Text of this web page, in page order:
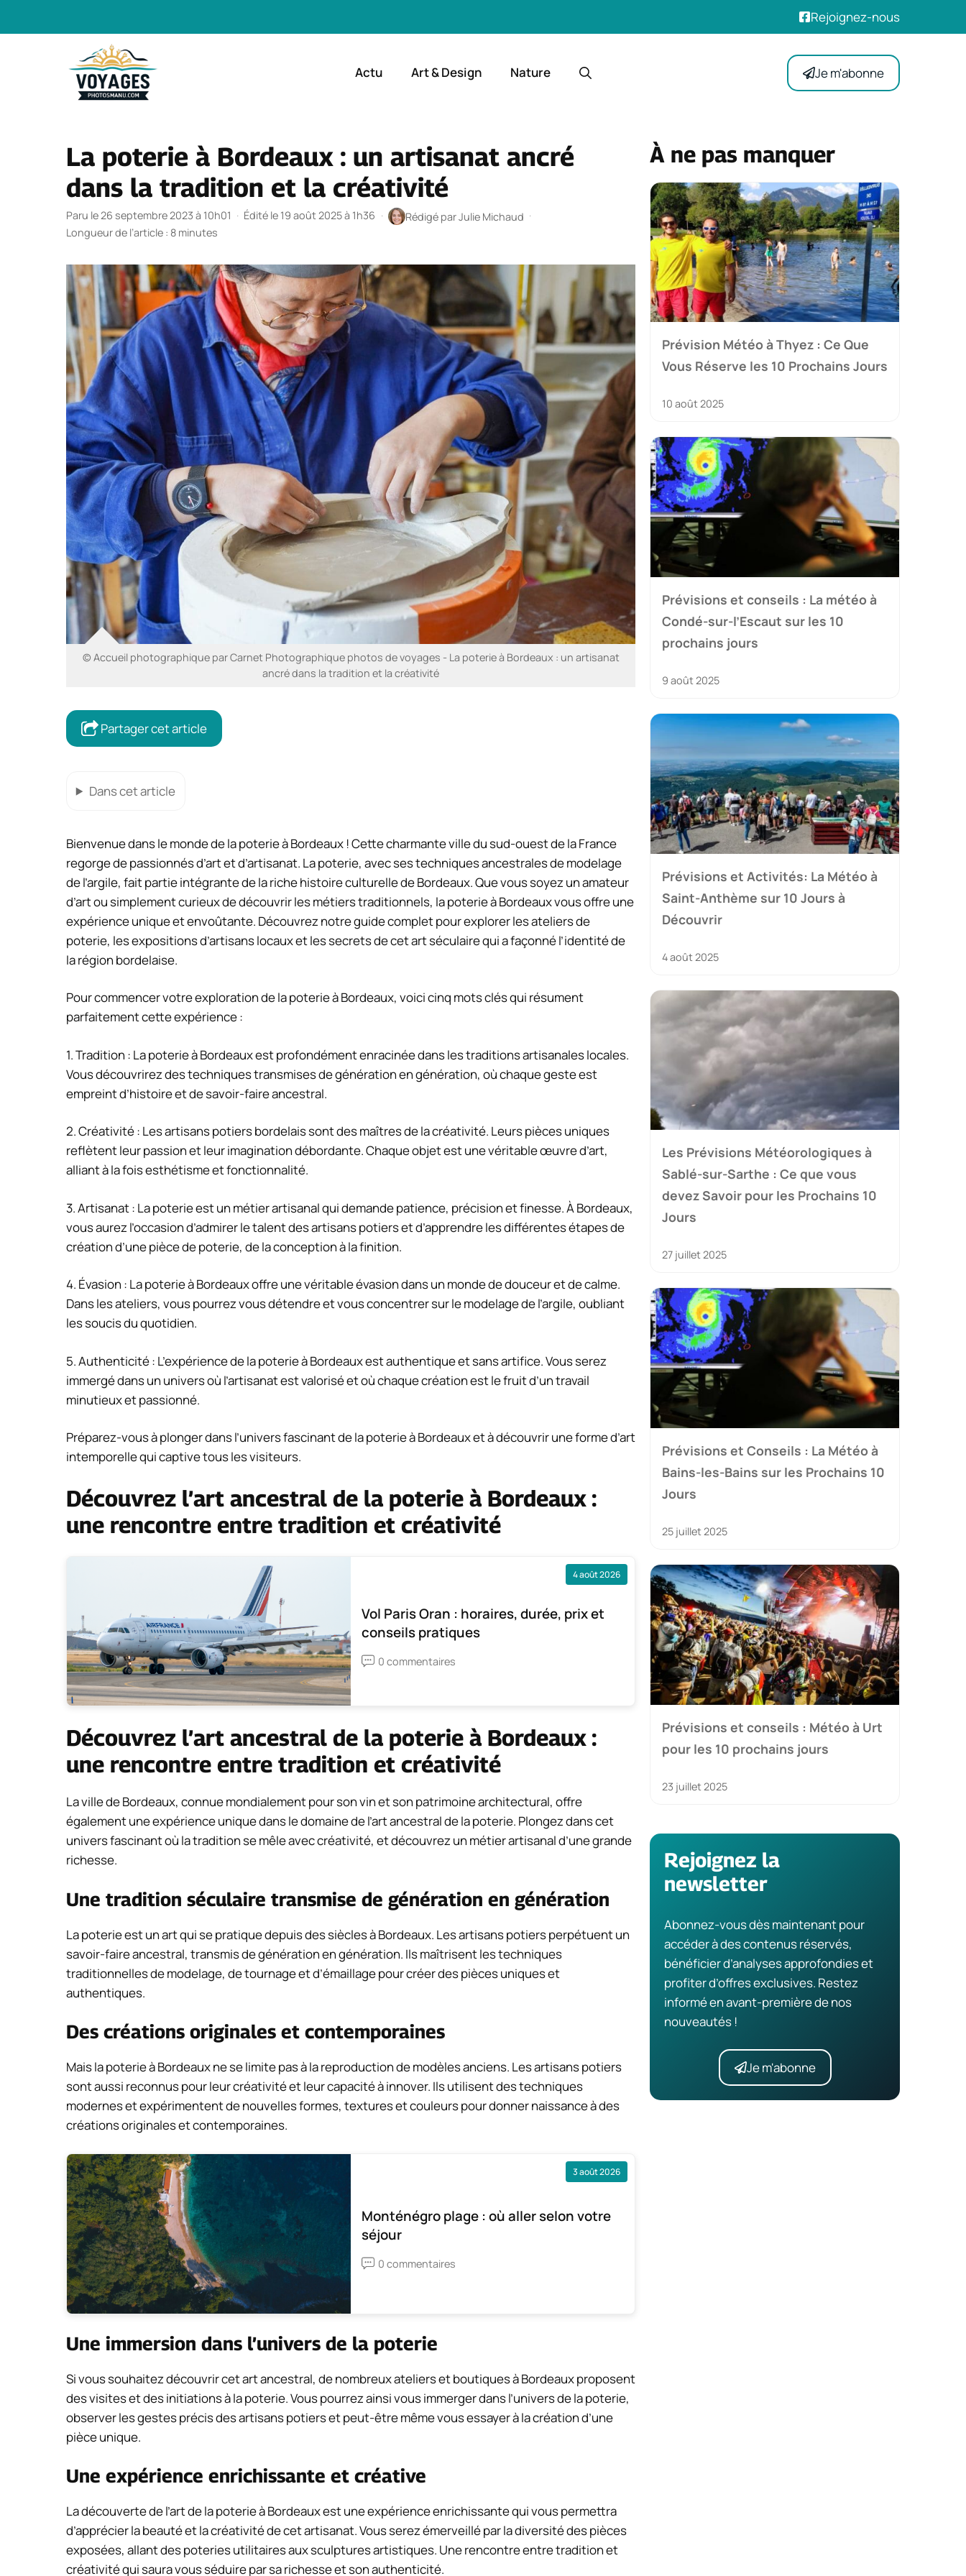
Rejoignez-nous
Actu Art & Design Nature Je m'abonne
La poterie à Bordeaux : un artisanat ancré
dans la tradition et la créativité
Paru le 26 septembre 2023 à 10h01 · Édité le 19 août 2025 à 1h36 · Rédigé parJulie Michaud ·
Longueur de l’article : 8 minutes
© Accueil photographique par Carnet Photographique photos de voyages - La poterie à Bordeaux : un artisanat
ancré dans la tradition et la créativité
Partager cet article
Dans cet article
Bienvenue dans le monde de la poterie à Bordeaux ! Cette charmante ville du sud-ouest de la France
regorge de passionnés d’art et d’artisanat. La poterie, avec ses techniques ancestrales de modelage
de l’argile, fait partie intégrante de la riche histoire culturelle de Bordeaux. Que vous soyez un amateur
d’art ou simplement curieux de découvrir les métiers traditionnels, la poterie à Bordeaux vous offre une
expérience unique et envoûtante. Découvrez notre guide complet pour explorer les ateliers de
poterie, les expositions d’artisans locaux et les secrets de cet art séculaire qui a façonné l’identité de
la région bordelaise.
Pour commencer votre exploration de la poterie à Bordeaux, voici cinq mots clés qui résument
parfaitement cette expérience :
1. Tradition : La poterie à Bordeaux est profondément enracinée dans les traditions artisanales locales.
Vous découvrirez des techniques transmises de génération en génération, où chaque geste est
empreint d’histoire et de savoir-faire ancestral.
2. Créativité : Les artisans potiers bordelais sont des maîtres de la créativité. Leurs pièces uniques
reflètent leur passion et leur imagination débordante. Chaque objet est une véritable œuvre d’art,
alliant à la fois esthétisme et fonctionnalité.
3. Artisanat : La poterie est un métier artisanal qui demande patience, précision et finesse. À Bordeaux,
vous aurez l’occasion d’admirer le talent des artisans potiers et d’apprendre les différentes étapes de
création d’une pièce de poterie, de la conception à la finition.
4. Évasion : La poterie à Bordeaux offre une véritable évasion dans un monde de douceur et de calme.
Dans les ateliers, vous pourrez vous détendre et vous concentrer sur le modelage de l’argile, oubliant
les soucis du quotidien.
5. Authenticité : L’expérience de la poterie à Bordeaux est authentique et sans artifice. Vous serez
immergé dans un univers où l’artisanat est valorisé et où chaque création est le fruit d’un travail
minutieux et passionné.
Préparez-vous à plonger dans l’univers fascinant de la poterie à Bordeaux et à découvrir une forme d’art
intemporelle qui captive tous les visiteurs.
Découvrez l’art ancestral de la poterie à Bordeaux :
une rencontre entre tradition et créativité
4 août 2026
Vol Paris Oran : horaires, durée, prix et
conseils pratiques
0 commentaires
Découvrez l’art ancestral de la poterie à Bordeaux :
une rencontre entre tradition et créativité
La ville de Bordeaux, connue mondialement pour son vin et son patrimoine architectural, offre
également une expérience unique dans le domaine de l’art ancestral de la poterie. Plongez dans cet
univers fascinant où la tradition se mêle avec créativité, et découvrez un métier artisanal d’une grande
richesse.
Une tradition séculaire transmise de génération en génération
La poterie est un art qui se pratique depuis des siècles à Bordeaux. Les artisans potiers perpétuent un
savoir-faire ancestral, transmis de génération en génération. Ils maîtrisent les techniques
traditionnelles de modelage, de tournage et d’émaillage pour créer des pièces uniques et
authentiques.
Des créations originales et contemporaines
Mais la poterie à Bordeaux ne se limite pas à la reproduction de modèles anciens. Les artisans potiers
sont aussi reconnus pour leur créativité et leur capacité à innover. Ils utilisent des techniques
modernes et expérimentent de nouvelles formes, textures et couleurs pour donner naissance à des
créations originales et contemporaines.
3 août 2026
Monténégro plage : où aller selon votre
séjour
0 commentaires
Une immersion dans l’univers de la poterie
Si vous souhaitez découvrir cet art ancestral, de nombreux ateliers et boutiques à Bordeaux proposent
des visites et des initiations à la poterie. Vous pourrez ainsi vous immerger dans l’univers de la poterie,
observer les gestes précis des artisans potiers et peut-être même vous essayer à la création d’une
pièce unique.
Une expérience enrichissante et créative
La découverte de l’art de la poterie à Bordeaux est une expérience enrichissante qui vous permettra
d’apprécier la beauté et la créativité de cet artisanat. Vous serez émerveillé par la diversité des pièces
exposées, allant des poteries utilitaires aux sculptures artistiques. Une rencontre entre tradition et
créativité qui saura vous séduire par sa richesse et son authenticité.
À ne pas manquer
Prévision Météo à Thyez : Ce Que
Vous Réserve les 10 Prochains Jours
10 août 2025
Prévisions et conseils : La météo à
Condé-sur-l’Escaut sur les 10
prochains jours
9 août 2025
Prévisions et Activités: La Météo à
Saint-Anthème sur 10 Jours à
Découvrir
4 août 2025
Les Prévisions Météorologiques à
Sablé-sur-Sarthe : Ce que vous
devez Savoir pour les Prochains 10
Jours
27 juillet 2025
Prévisions et Conseils : La Météo à
Bains-les-Bains sur les Prochains 10
Jours
25 juillet 2025
Prévisions et conseils : Météo à Urt
pour les 10 prochains jours
23 juillet 2025
Rejoignez la
newsletter
Abonnez-vous dès maintenant pour
accéder à des contenus réservés,
bénéficier d’analyses approfondies et
profiter d’offres exclusives. Restez
informé en avant-première de nos
nouveautés !
Je m'abonne